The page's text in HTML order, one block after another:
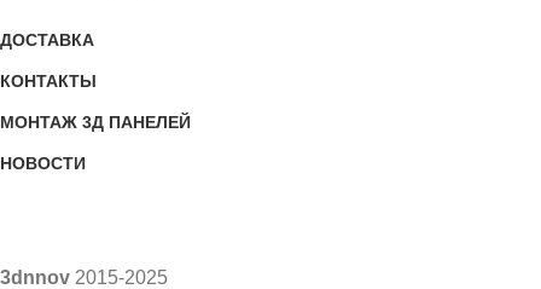
ДОСТАВКА
КОНТАКТЫ
МОНТАЖ 3Д ПАНЕЛЕЙ
НОВОСТИ
3dnnov 2015-2025